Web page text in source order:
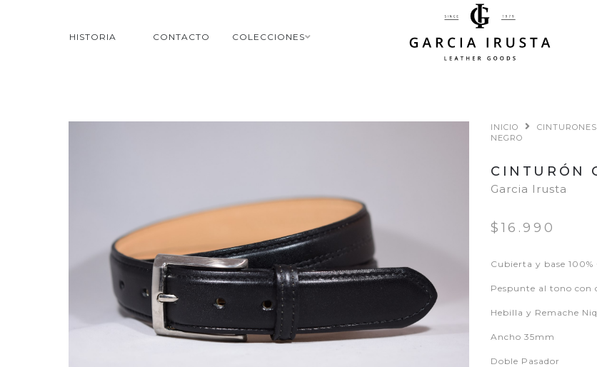
HISTORIA CONTACTO COLECCIONES
INICIO CINTURONES
NEGRO
CINTURÓN
Garcia Irusta
$16.990
Cubierta y base 100%
Pespunte al tono con
Hebilla y Remache
Ancho 35mm
Doble Pasador